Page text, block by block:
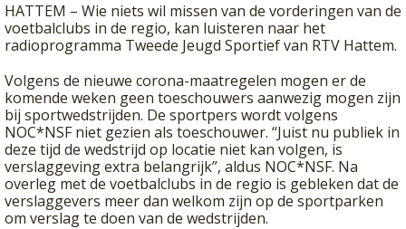
HATTEM – Wie niets wil missen van de vorderingen van de
voetbalclubs in de regio, kan luisteren naar het
radioprogramma Tweede Jeugd Sportief van RTV Hattem.
Volgens de nieuwe corona-maatregelen mogen er de
komende weken geen toeschouwers aanwezig mogen zijn
bij sportwedstrijden. De sportpers wordt volgens
NOC*NSF niet gezien als toeschouwer. “Juist nu publiek in
deze tijd de wedstrijd op locatie niet kan volgen, is
verslaggeving extra belangrijk”, aldus NOC*NSF. Na
overleg met de voetbalclubs in de regio is gebleken dat de
verslaggevers meer dan welkom zijn op de sportparken
om verslag te doen van de wedstrijden.